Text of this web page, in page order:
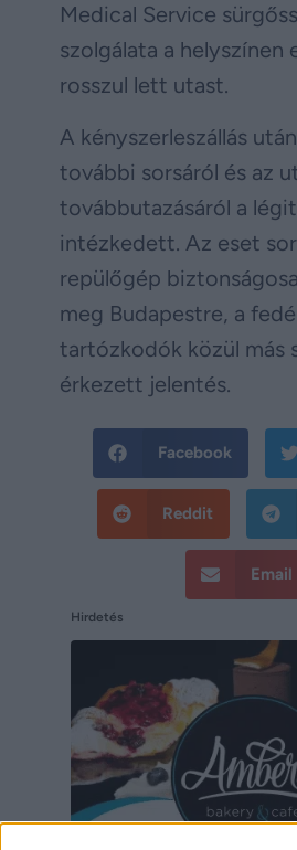
Medical Service
szolgálata a helyszínen
rosszul lett utast.
A kényszerleszállás
további sorsáról és az
továbbutazásáról a
intézkedett. Az eset
repülőgép
meg Budapestre, a
tartózkodók közül más
érkezett jelentés.
Facebook
Reddit
Email
Hirdetés